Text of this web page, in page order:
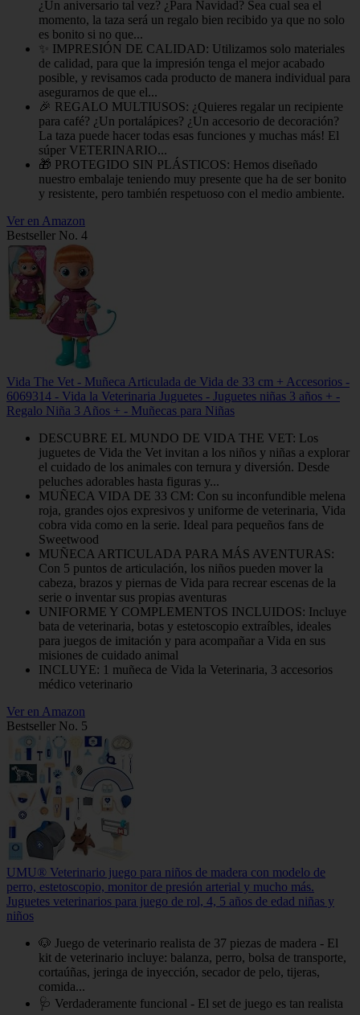
¿Un aniversario tal vez? ¿Para Navidad? Sea cual sea el
momento, la taza será un regalo bien recibido ya que no solo
es bonito si no que...
✨ IMPRESIÓN DE CALIDAD: Utilizamos solo materiales
de calidad, para que la impresión tenga el mejor acabado
posible, y revisamos cada producto de manera individual para
asegurarnos de que el...
🎉 REGALO MULTIUSOS: ¿Quieres regalar un recipiente
para café? ¿Un portalápices? ¿Un accesorio de decoración?
La taza puede hacer todas esas funciones y muchas más! El
súper VETERINARIO...
🎁 PROTEGIDO SIN PLÁSTICOS: Hemos diseñado
nuestro embalaje teniendo muy presente que ha de ser bonito
y resistente, pero también respetuoso con el medio ambiente.
Ver en Amazon
Bestseller No. 4
Vida The Vet - Muñeca Articulada de Vida de 33 cm + Accesorios -
6069314 - Vida la Veterinaria Juguetes - Juguetes niñas 3 años + -
Regalo Niña 3 Años + - Muñecas para Niñas
DESCUBRE EL MUNDO DE VIDA THE VET: Los
juguetes de Vida the Vet invitan a los niños y niñas a explorar
el cuidado de los animales con ternura y diversión. Desde
peluches adorables hasta figuras y...
MUÑECA VIDA DE 33 CM: Con su inconfundible melena
roja, grandes ojos expresivos y uniforme de veterinaria, Vida
cobra vida como en la serie. Ideal para pequeños fans de
Sweetwood
MUÑECA ARTICULADA PARA MÁS AVENTURAS:
Con 5 puntos de articulación, los niños pueden mover la
cabeza, brazos y piernas de Vida para recrear escenas de la
serie o inventar sus propias aventuras
UNIFORME Y COMPLEMENTOS INCLUIDOS: Incluye
bata de veterinaria, botas y estetoscopio extraíbles, ideales
para juegos de imitación y para acompañar a Vida en sus
misiones de cuidado animal
INCLUYE: 1 muñeca de Vida la Veterinaria, 3 accesorios
médico veterinario
Ver en Amazon
Bestseller No. 5
UMU® Veterinario juego para niños de madera con modelo de
perro, estetoscopio, monitor de presión arterial y mucho más.
Juguetes veterinarios para juego de rol, 4, 5 años de edad niñas y
niños
🐶 Juego de veterinario realista de 37 piezas de madera - El
kit de veterinario incluye: balanza, perro, bolsa de transporte,
cortaúñas, jeringa de inyección, secador de pelo, tijeras,
comida...
🩺 Verdaderamente funcional - El set de juego es tan realista